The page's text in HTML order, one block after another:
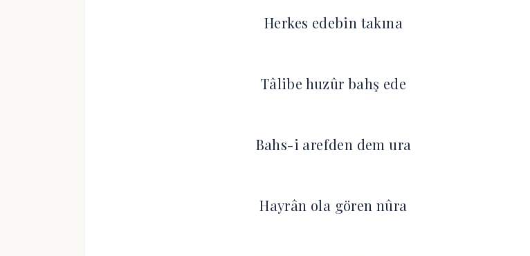
Herkes edebin takına
Tâlibe huzûr bahş ede
Bahs-i arefden dem ura
Hayrân ola gören nûra